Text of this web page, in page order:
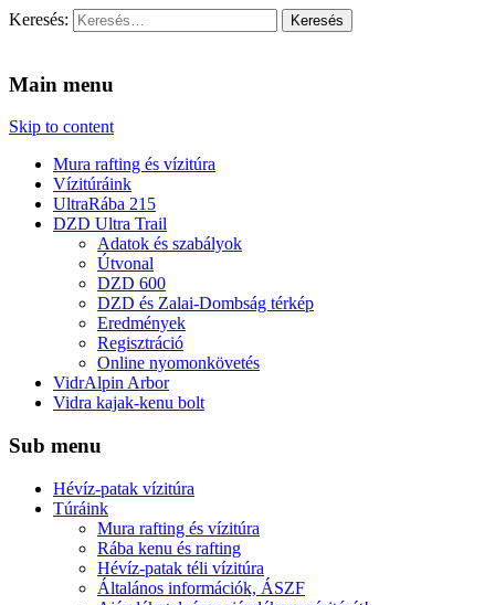
Keresés:
Main menu
Skip to content
Mura rafting és vízitúra
Vízitúráink
UltraRába 215
DZD Ultra Trail
Adatok és szabályok
Útvonal
DZD 600
DZD és Zalai-Dombság térkép
Eredmények
Regisztráció
Online nyomonkövetés
VidrAlpin Arbor
Vidra kajak-kenu bolt
Sub menu
Hévíz-patak vízitúra
Túráink
Mura rafting és vízitúra
Rába kenu és rafting
Hévíz-patak téli vízitúra
Általános információk, ÁSZF